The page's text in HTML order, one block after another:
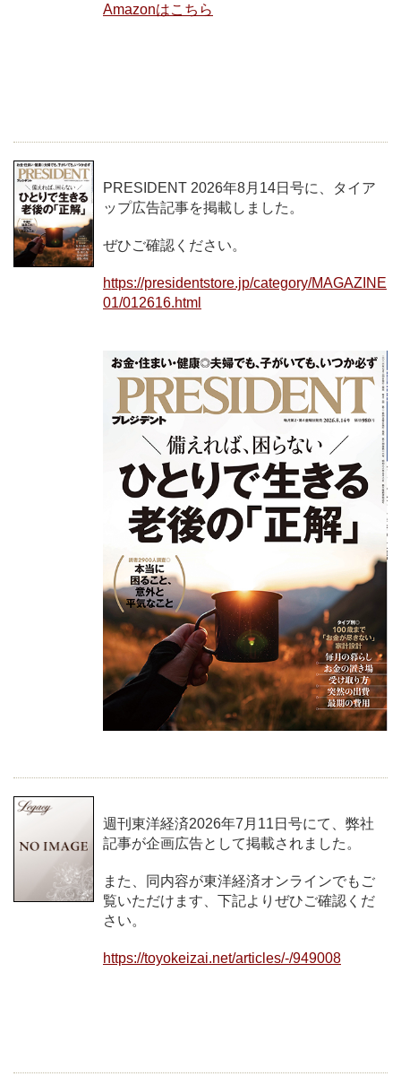
Amazonはこちら
PRESIDENT 2026年8月14日号に、タイア
ップ広告記事を掲載しました。
ぜひご確認ください。
https://presidentstore.jp/category/MAGAZINE
01/012616.html
週刊東洋経済2026年7月11日号にて、弊社
記事が企画広告として掲載されました。
また、同内容が東洋経済オンラインでもご
覧いただけます、下記よりぜひご確認くだ
さい。
https://toyokeizai.net/articles/-/949008